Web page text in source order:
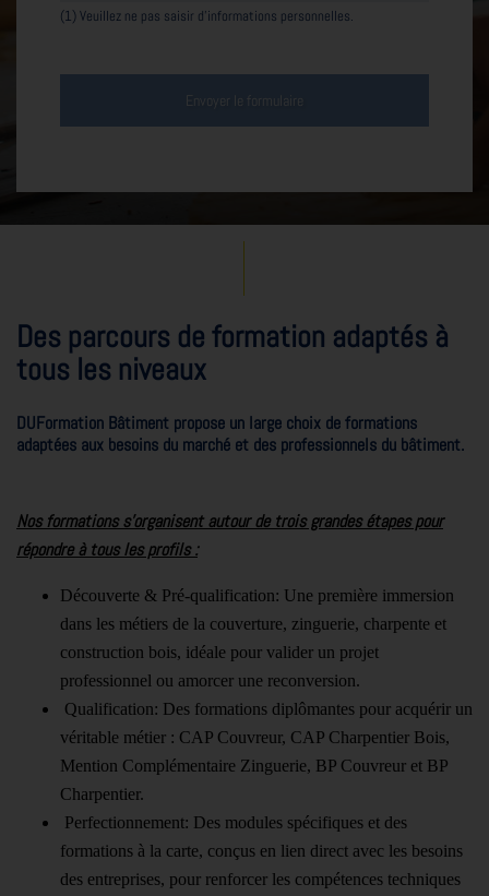
(1) Veuillez ne pas saisir d'informations personnelles.
Envoyer le formulaire
Des parcours de formation adaptés à
tous les niveaux
DUFormation Bâtiment propose un large choix de formations
adaptées aux besoins du marché et des professionnels du bâtiment.
Nos formations s’organisent autour de trois grandes étapes pour
répondre à tous les profils :
Découverte & Pré-qualification: Une première immersion
dans les métiers de la couverture, zinguerie, charpente et
construction bois, idéale pour valider un projet
professionnel ou amorcer une reconversion.
Qualification: Des formations diplômantes pour acquérir un
véritable métier : CAP Couvreur, CAP Charpentier Bois,
Mention Complémentaire Zinguerie, BP Couvreur et BP
Charpentier.
Perfectionnement: Des modules spécifiques et des
formations à la carte, conçus en lien direct avec les besoins
des entreprises, pour renforcer les compétences techniques